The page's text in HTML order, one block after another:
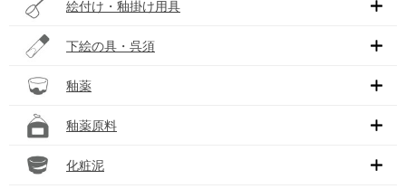
絵付け・釉掛け用具
下絵の具・呉須
釉薬
釉薬原料
化粧泥